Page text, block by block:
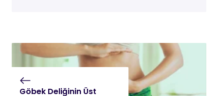
Göbek Deliğinin Üst